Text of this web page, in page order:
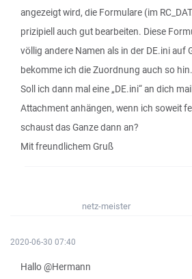
angezeigt wird, die Formulare (im
prizipiell auch gut bearbeiten. Diese
völlig andere Namen als in der DE.ini auf
bekomme ich die Zuordnung auch so hin.
Soll ich dann mal eine „DE.ini“ an dich
Attachment anhängen, wenn ich soweit
schaust das Ganze dann an?
Mit freundlichem Gruß
netz-meister
2020-06-30 07:40
Hallo @Hermann